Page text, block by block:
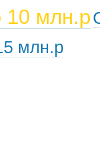
10 млн.р
млн.р